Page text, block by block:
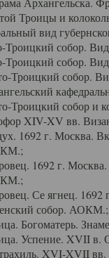
Троицы и
вид
собор. Вид
собор. Вид
Троицкий собор.
собор и
XIV-XV вв.
1692 г. Москва.
1692 г. Москва.
Се ягнец. 1692
собор. АОКМ.;
Богоматерь.
Успение. XVII в.
XVI-XVII